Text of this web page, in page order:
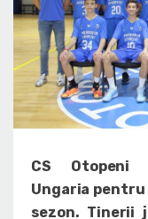
CS Otopeni
Ungaria
sezon. Tinerii